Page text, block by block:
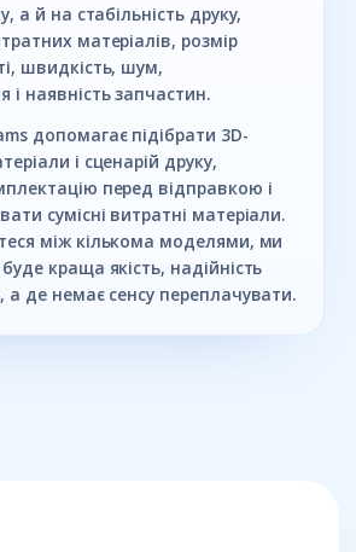
а й на стабільність друку,
матеріалів, розмір
швидкість, шум,
і наявність запчастин.
допомагає підібрати 3D-
і сценарій друку,
перед відправкою і
сумісні витратні матеріали.
між кількома моделями, ми
краща якість, надійність
а де немає сенсу переплачувати.